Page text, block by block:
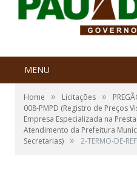
MENU
Home » Licitações »
008-PMPD (Registro de Preços
Empresa Especializada na
Atendimento da Prefeitura
Secretarias) » 2-TERMO-DE-